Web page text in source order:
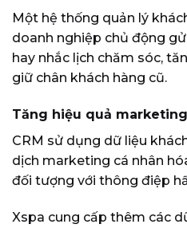
Một hệ thống quản lý
doanh nghiệp chủ động
hay nhắc lịch chăm sóc,
giữ chân khách hàng cũ.
Tăng hiệu quả marketing
CRM sử dụng dữ liệu
dịch marketing cá nhân
đối tượng với thông điệp
Xspa cung cấp thêm các